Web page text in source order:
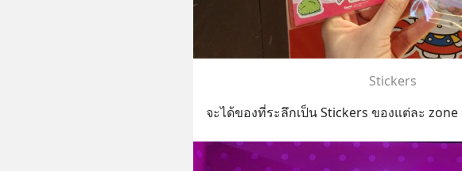
Stickers
จะได้ของที่ระลึกเป็น Stickers ของแต่ละ zone